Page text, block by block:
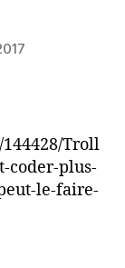
lentement
c’est
Troll
coder-plus-
le-faire-